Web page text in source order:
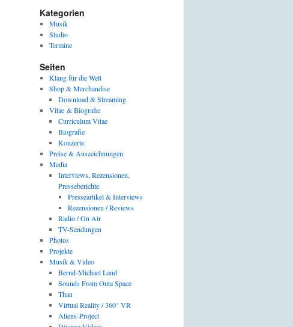
Kategorien
Musik
Studio
Termine
Seiten
Klang für die Welt
Shop & Merchandise
Download & Streaming
Vitae & Biografie
Curriculum Vitae
Biografie
Konzerte
Preise & Auszeichnungen
Media
Interviews, Rezensionen,
Presseberichte
Presseartikel & Interviews
Rezensionen / Reviews
Radio / On Air
TV-Sendungen
Photos
Projekte
Musik & Video
Bernd-Michael Land
Sounds From Outa Space
Thau
Virtual Reality / 360° VR
Aliens-Project